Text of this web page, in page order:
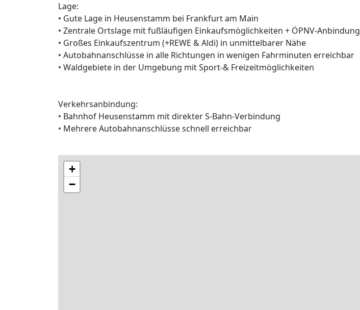
Lage:
• Gute Lage in Heusenstamm bei Frankfurt am Main
• Zentrale Ortslage mit fußläufigen Einkaufsmöglichkeiten + ÖPNV-Anbindung
• Großes Einkaufszentrum (+REWE & Aldi) in unmittelbarer Nähe
• Autobahnanschlüsse in alle Richtungen in wenigen Fahrminuten erreichbar
• Waldgebiete in der Umgebung mit Sport-& Freizeitmöglichkeiten
Verkehrsanbindung:
• Bahnhof Heusenstamm mit direkter S-Bahn-Verbindung
• Mehrere Autobahnanschlüsse schnell erreichbar
+
−